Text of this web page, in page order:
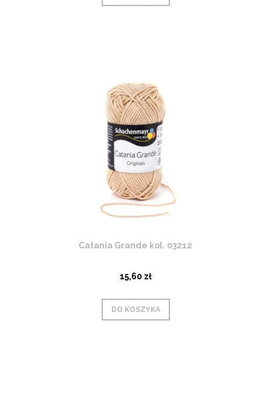
Catania Grande kol. 03212
15,60 zł
DO KOSZYKA